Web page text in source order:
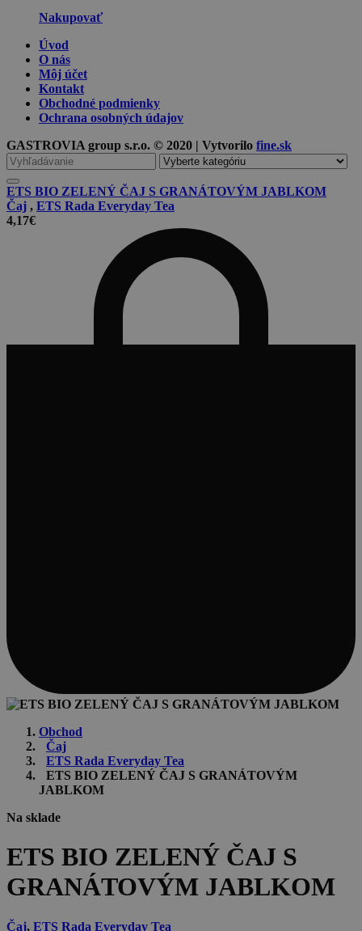
Nakupovať
Úvod
O nás
Môj účet
Kontakt
Obchodné podmienky
Ochrana osobných údajov
GASTROVIA group s.r.o. © 2020 | Vytvorilo fine.sk
Vyhľadávanie
pre
ETS BIO ZELENÝ ČAJ S GRANÁTOVÝM JABLKOM
Čaj , ETS Rada Everyday Tea
4,17€
Obchod
Čaj
ETS Rada Everyday Tea
ETS BIO ZELENÝ ČAJ S GRANÁTOVÝM
JABLKOM
Na sklade
ETS BIO ZELENÝ ČAJ S
GRANÁTOVÝM JABLKOM
Čaj, ETS Rada Everyday Tea